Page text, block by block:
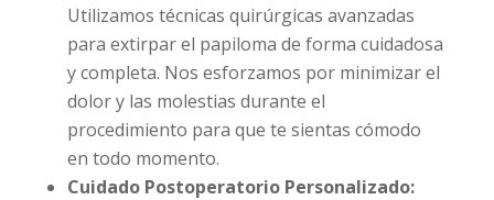
Utilizamos técnicas quirúrgicas avanzadas
para extirpar el papiloma de forma cuidadosa
y completa. Nos esforzamos por minimizar el
dolor y las molestias durante el
procedimiento para que te sientas cómodo
en todo momento.
Cuidado Postoperatorio Personalizado: